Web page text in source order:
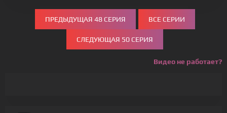
ПРЕДЫДУЩАЯ 48 СЕРИЯ ВСЕ СЕРИИ
СЛЕДУЮЩАЯ 50 СЕРИЯ
Видео не работает?